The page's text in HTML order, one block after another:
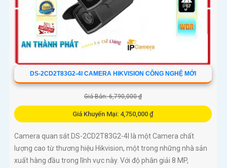
DS-2CD2T83G2-4I CAMERA HIKVISION CÔNG NGHỆ MỚI
Giá Bán: 6,790,000 ₫
Giá Khuyến Mại: 4,750,000 ₫
Camera quan sát DS-2CD2T83G2-4I là một Camera chất
lượng cao từ thương hiệu Hikvision, một trong những nhà sản
xuất hàng đầu trong lĩnh vực này. Với độ phân giải 8 MP,